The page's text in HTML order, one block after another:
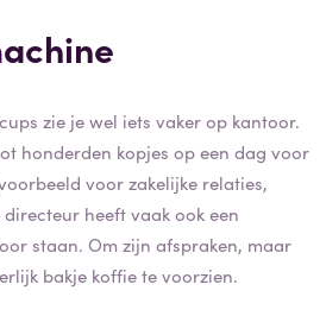
zie je wel iets vaker op kantoor.
honderden kopjes op een dag voor
voor zakelijke relaties,
heeft vaak ook een
staan. Om zijn afspraken, maar
bakje koffie te voorzien.